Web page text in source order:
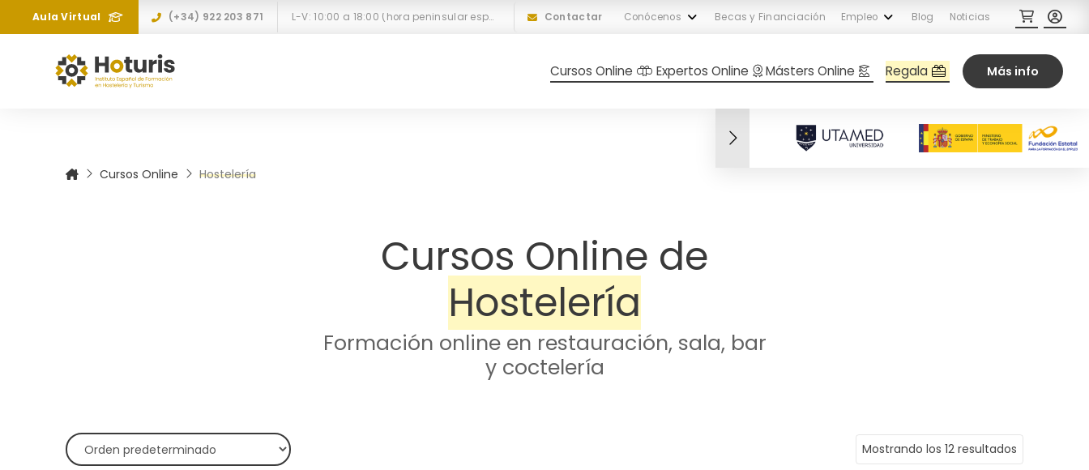
Aula Virtual (+34) 922 203 871 L-V: 10:00 a 18:00 (hora peninsular española) Contactar Conócenos Becas y Financiación Empleo Blog Noticias
Cursos Online Expertos Online Másters Online Regala Más info
Cursos Online Hostelería
Cursos Online de
Hostelería
Formación online en restauración, sala, bar
y coctelería
Mostrando los 12 resultados